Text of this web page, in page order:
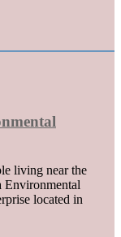
living near the
Environmental
located in